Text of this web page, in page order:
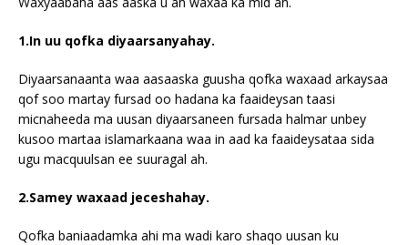
1.In uu qofka diyaarsanyahay.
Diyaarsanaanta waa aasaaska guusha qofka waxaad arkaysaa
qof soo martay fursad oo hadana ka faaideysan taasi
micnaheeda ma uusan diyaarsaneen fursada halmar unbey
kusoo martaa islamarkaana waa in aad ka faaideysataa sida
ugu macquulsan ee suuragal ah.
2.Samey waxaad jeceshahay.
Qofka baniaadamka ahi ma wadi karo shaqo uusan ku